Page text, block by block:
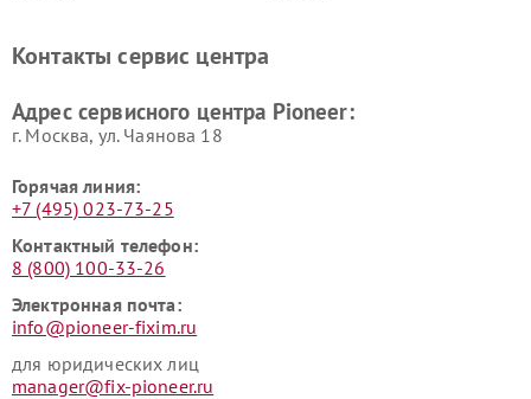
Контакты сервис центра
Адрес сервисного центра Pioneer:
г. Москва, ул. Чаянова 18
Горячая линия:
+7 (495) 023-73-25
Контактный телефон:
8 (800) 100-33-26
Электронная почта:
info@pioneer-fixim.ru
для юридических лиц
manager@fix-pioneer.ru